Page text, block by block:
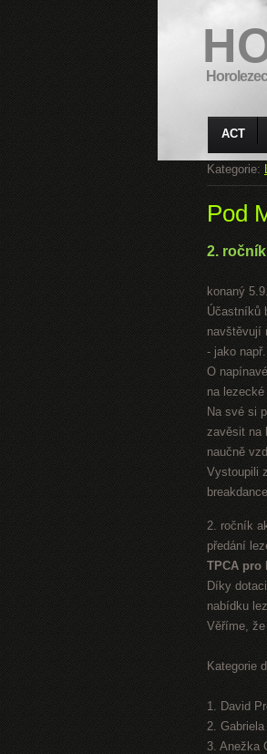
ACT
Kategorie:
Pod
2.
konaný
Účastníků
navštěvují
- jako
O
na
Na své si
zavěsit na
naučně
Vystoupili
2. ročník
předání
TPCA pro
Díky
nabídku
Věříme,
Kategorie
1. David
2.
3. Anežka